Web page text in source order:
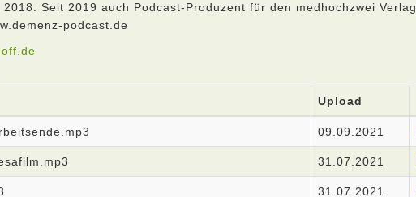
Seit 2019 auch Podcast-Produzent für den medhochzwei Verlag
podcast.de
Upload
09.09.2021
31.07.2021
31.07.2021